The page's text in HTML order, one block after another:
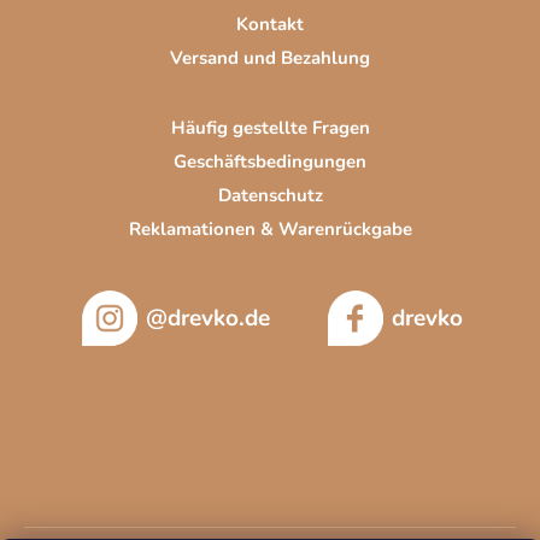
r
L
i
t
e
Kontakt
Versand und Bezahlung
Häufig gestellte Fragen
Geschäftsbedingungen
Datenschutz
Reklamationen & Warenrückgabe
@drevko.de drevko